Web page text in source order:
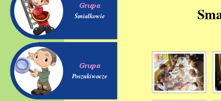
Śmiałkowie
Poszukiwacze